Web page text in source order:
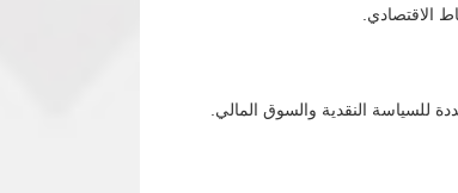
الاقتصادي.
للسياسة النقدية والسوق المالي.